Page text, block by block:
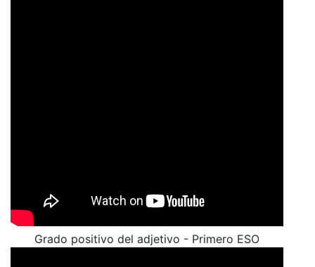
Grado positivo del adjetivo - Primero ESO